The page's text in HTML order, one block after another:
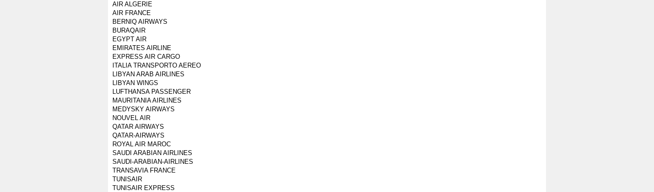
AIR ALGERIE
AIR FRANCE
BERNIQ AIRWAYS
BURAQAIR
EGYPT AIR
EMIRATES AIRLINE
EXPRESS AIR CARGO
ITALIA TRANSPORTO AEREO
LIBYAN ARAB AIRLINES
LIBYAN WINGS
LUFTHANSA PASSENGER
MAURITANIA AIRLINES
MEDYSKY AIRWAYS
NOUVEL AIR
QATAR AIRWAYS
QATAR-AIRWAYS
ROYAL AIR MAROC
SAUDI ARABIAN AIRLINES
SAUDI-ARABIAN-AIRLINES
TRANSAVIA FRANCE
TUNISAIR
TUNISAIR EXPRESS